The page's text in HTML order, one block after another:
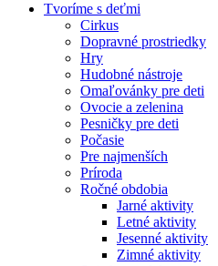
Tvoríme s deťmi
Cirkus
Dopravné prostriedky
Hry
Hudobné nástroje
Omaľovánky pre deti
Ovocie a zelenina
Pesničky pre deti
Počasie
Pre najmenších
Príroda
Ročné obdobia
Jarné aktivity
Letné aktivity
Jesenné aktivity
Zimné aktivity